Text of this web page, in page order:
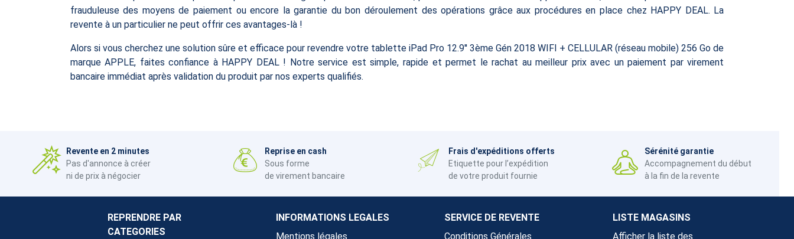
frauduleuse des moyens de paiement ou encore la garantie du bon déroulement des opérations grâce aux procédures en place chez HAPPY DEAL. La
revente à un particulier ne peut offrir ces avantages-là !
Alors si vous cherchez une solution sûre et efficace pour revendre votre tablette iPad Pro 12.9'' 3ème Gén 2018 WIFI + CELLULAR (réseau mobile) 256 Go de
marque APPLE, faites confiance à HAPPY DEAL ! Notre service est simple, rapide et permet le rachat au meilleur prix avec un paiement par virement
bancaire immédiat après validation du produit par nos experts qualifiés.
Revente en 2 minutes
Pas d'annonce à créer
ni de prix à négocier
Reprise en cash
Sous forme
de virement bancaire
Frais d'expéditions offerts
Etiquette pour l’expédition
de votre produit fournie
Sérénité garantie
Accompagnement du début
à la fin de la revente
REPRENDRE PAR
CATEGORIES
INFORMATIONS LEGALES
Mentions légales
SERVICE DE REVENTE
Conditions Générales
LISTE MAGASINS
Afficher la liste des